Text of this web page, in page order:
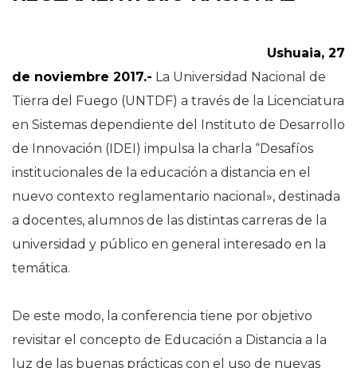
Ushuaia, 27
de noviembre 2017.- La Universidad Nacional de
Tierra del Fuego (UNTDF) a través de la Licenciatura
en Sistemas dependiente del Instituto de Desarrollo
de Innovación (IDEI) impulsa la charla “Desafíos
institucionales de la educación a distancia en el
nuevo contexto reglamentario nacional», destinada
a docentes, alumnos de las distintas carreras de la
universidad y público en general interesado en la
temática.
De este modo, la conferencia tiene por objetivo
revisitar el concepto de Educación a Distancia a la
luz de las buenas prácticas con el uso de nuevas